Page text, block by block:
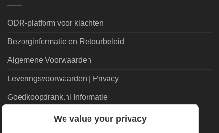
ODR-platform voor klachten
Bezorginformatie en Retourbeleid
Algemene Voorwaarden
Leveringsvoorwaarden | Privacy
Goedkoopdrank.nl Informatie
ALGEMEENWe value your privacy